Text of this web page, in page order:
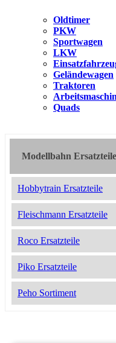
Oldtimer
PKW
Sportwagen
LKW
Geländewagen
Traktoren
Quads
Modellbahn Ersatzteile
Hobbytrain Ersatzteile
Fleischmann Ersatzteile
Roco Ersatzteile
Piko Ersatzteile
Peho Sortiment